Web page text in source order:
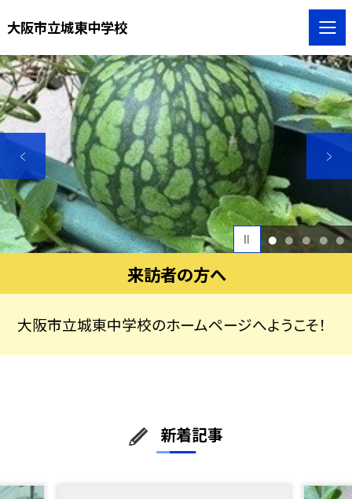
大阪市立城東中学校
1 2 3 4 5
来訪者の方へ
大阪市立城東中学校のホームページへようこそ！
新着記事